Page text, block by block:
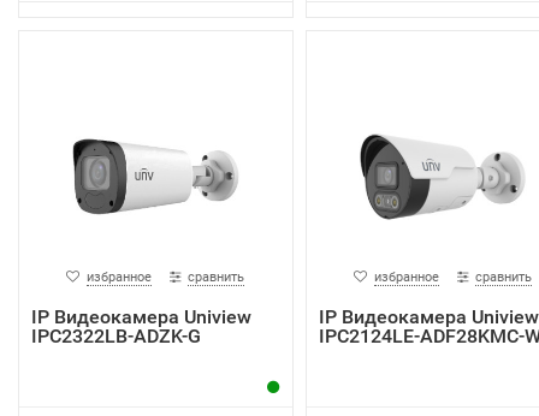
избранное сравнить
IP Видеокамера Uniview
IPC2322LB-ADZK-G
избранное сравнить
IP Видеокамера Uniview
IPC2124LE-ADF28KMC-